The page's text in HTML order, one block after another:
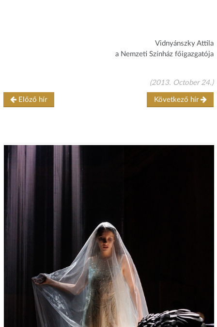
Vidnyánszky Attila
a Nemzeti Színház főigazgatója
(2013. October 24.)
Előző hír Következő hír